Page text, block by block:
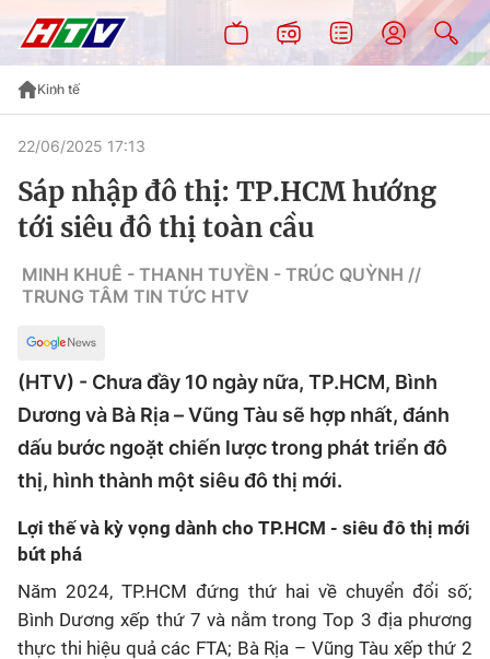
Kinh tế
22/06/2025 17:13
Sáp nhập đô thị: TP.HCM hướng
tới siêu đô thị toàn cầu
MINH KHUÊ - THANH TUYỀN - TRÚC QUỲNH //
TRUNG TÂM TIN TỨC HTV
(HTV) - Chưa đầy 10 ngày nữa, TP.HCM, Bình
Dương và Bà Rịa – Vũng Tàu sẽ hợp nhất, đánh
dấu bước ngoặt chiến lược trong phát triển đô
thị, hình thành một siêu đô thị mới.
Lợi thế và kỳ vọng dành cho TP.HCM - siêu đô thị mới
bứt phá
Năm 2024, TP.HCM đứng thứ hai về chuyển đổi số;
Bình Dương xếp thứ 7 và nằm trong Top 3 địa phương
thực thi hiệu quả các FTA; Bà Rịa – Vũng Tàu xếp thứ 2